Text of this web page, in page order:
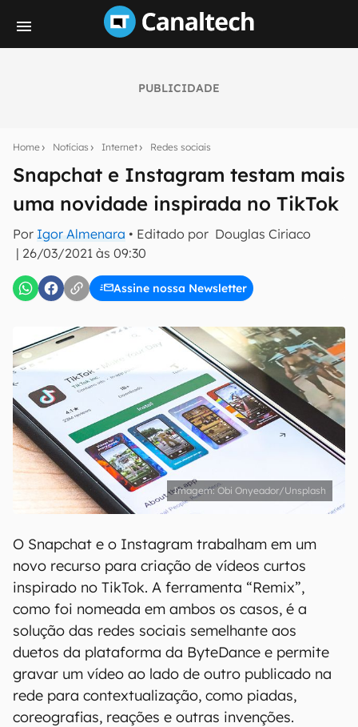
PUBLICIDADE
Home Notícias Internet Redes sociais
Snapchat e Instagram testam mais
uma novidade inspirada no TikTok
Por Igor Almenara • Editado por Douglas Ciriaco
| 26/03/2021 às 09:30
Assine nossa Newsletter
notícias e reviews sobre tecnologia em primeira
E-mail
Uso e Política de Privacidade do Canaltech.
Obi Onyeador/Unsplash
O Snapchat e o Instagram trabalham em um
novo recurso para criação de vídeos curtos
inspirado no TikTok. A ferramenta “Remix”,
como foi nomeada em ambos os casos, é a
solução das redes sociais semelhante aos
duetos da plataforma da ByteDance e permite
gravar um vídeo ao lado de outro publicado na
rede para contextualização, como piadas,
coreografias, reações e outras invenções.